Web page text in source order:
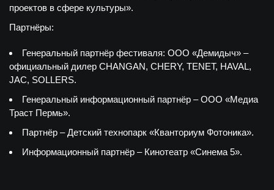
проектов в сфере культуры».
Партнёры:
Генеральный партнёр фестиваля: ООО «Демидыч» –
официальный дилер CHANGAN, CHERY, TENET, HAVAL,
JAC, SOLLERS.
Генеральный информационный партнёр – ООО «Медиа
Траст Пермь».
Партнёр – Детский технопарк «Кванториум Фотоника».
Информационный партнёр – Кинотеатр «Синема 5».